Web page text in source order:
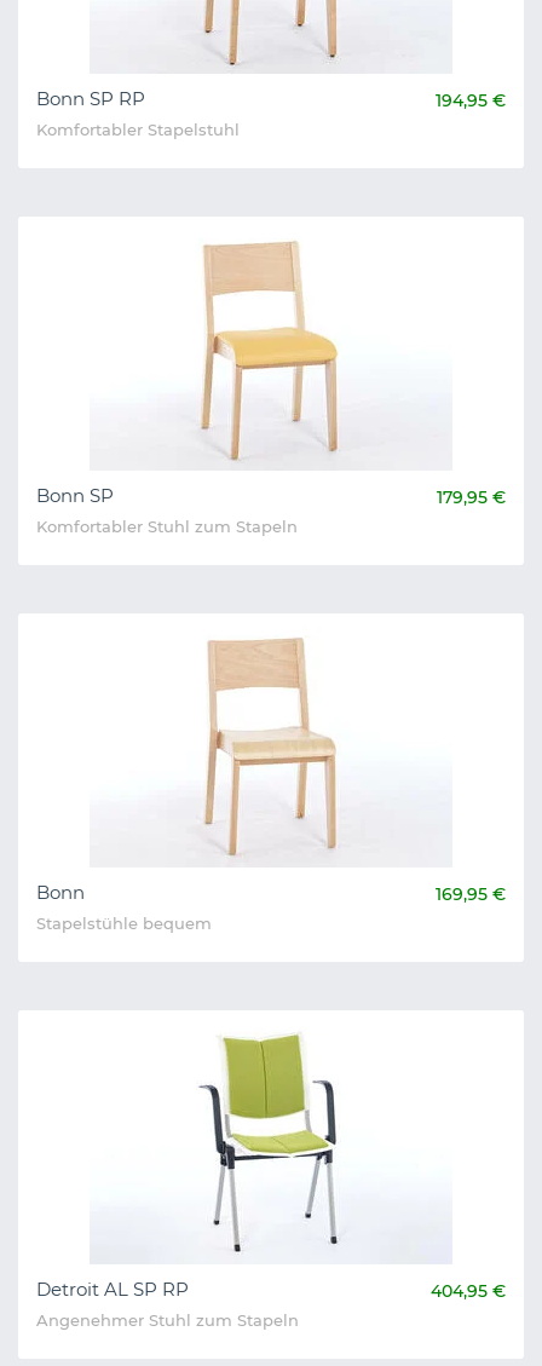
Bonn SP RP 194,95 €
Komfortabler Stapelstuhl
Bonn SP 179,95 €
Komfortabler Stuhl zum Stapeln
Bonn 169,95 €
Stapelstühle bequem
Detroit AL SP RP 404,95 €
Angenehmer Stuhl zum Stapeln